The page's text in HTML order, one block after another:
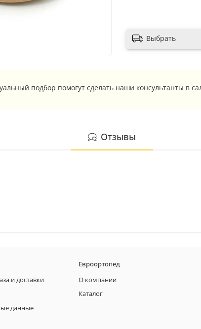
Выбрать
подбор помогут сделать наши консультанты в
Отзывы
и доставки
данные
Евроортопед
О компании
Каталог